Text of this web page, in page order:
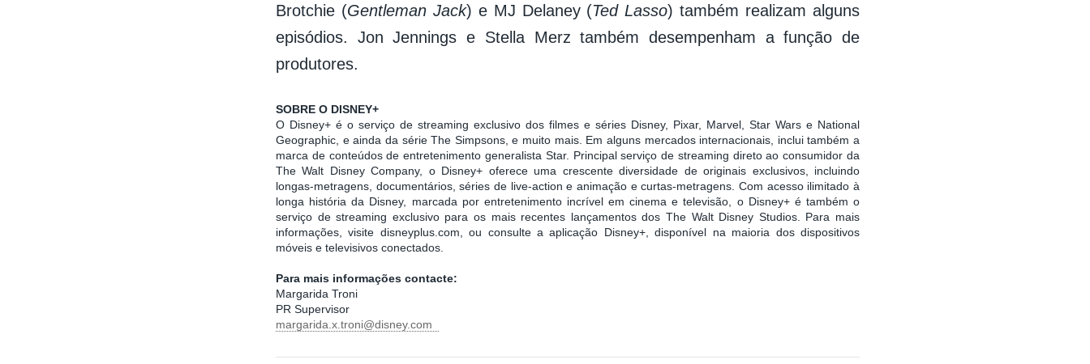
Brotchie (Gentleman Jack) e MJ Delaney (Ted Lasso) também realizam alguns
episódios. Jon Jennings e Stella Merz também desempenham a função de
produtores.
SOBRE O DISNEY+
O Disney+ é o serviço de streaming exclusivo dos filmes e séries Disney, Pixar, Marvel, Star Wars e National
Geographic, e ainda da série The Simpsons, e muito mais. Em alguns mercados internacionais, inclui também a
marca de conteúdos de entretenimento generalista Star. Principal serviço de streaming direto ao consumidor da
The Walt Disney Company, o Disney+ oferece uma crescente diversidade de originais exclusivos, incluindo
longas-metragens, documentários, séries de live-action e animação e curtas-metragens. Com acesso ilimitado à
longa história da Disney, marcada por entretenimento incrível em cinema e televisão, o Disney+ é também o
serviço de streaming exclusivo para os mais recentes lançamentos dos The Walt Disney Studios. Para mais
informações, visite disneyplus.com, ou consulte a aplicação Disney+, disponível na maioria dos dispositivos
móveis e televisivos conectados.
Para mais informações contacte:
Margarida Troni
PR Supervisor
margarida.x.troni@disney.com